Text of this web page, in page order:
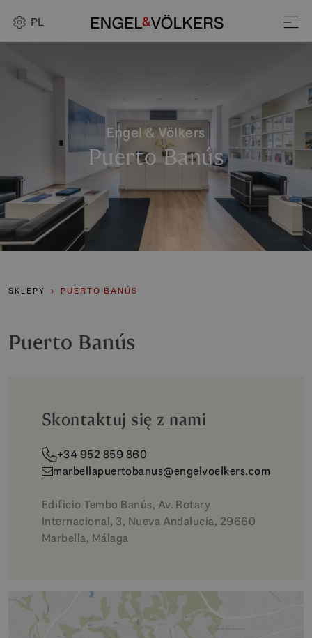
PL
Engel & Völkers
Puerto Banús
SKLEPY PUERTO BANÚS
Puerto Banús
Skontaktuj się z nami
+34 952 859 860
marbellapuertobanus@engelvoelkers.com
Edificio Tembo Banús, Av. Rotary
Internacional, 3, Nueva Andalucía, 29660
Marbella, Málaga